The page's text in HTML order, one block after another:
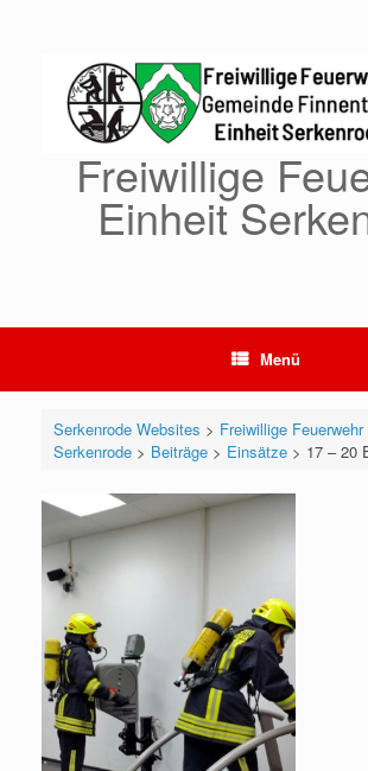
Freiwillige
Einheit
Menü
Serkenrode Websites > Freiwillige
Serkenrode> Beiträge> Einsätze> 17 – 20